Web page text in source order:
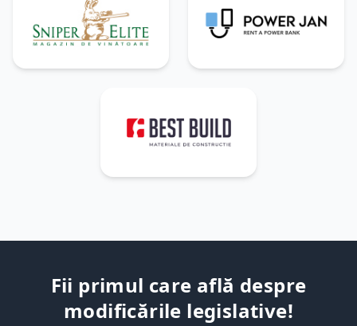
Fii primul care află despre
modificările legislative!